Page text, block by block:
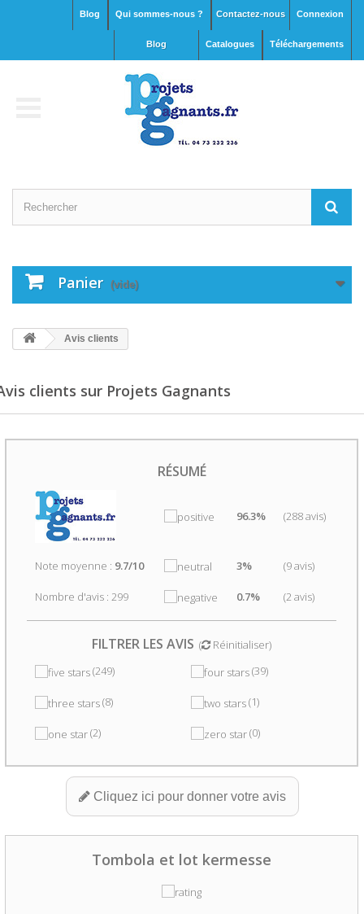
Connexion
Contactez-nous
Qui sommes-nous ?
Blog
Téléchargements
Catalogues
blog
Panier (vide)
Avis clients
clients sur Projets Gagnants
RÉSUMÉ
96.3% (288 avis)
Note moyenne : 9.7/10 3% (9 avis)
Nombre d'avis : 299 0.7% (2 avis)
FILTRER LES AVIS ( Réinitialiser)
(249)
(39)
(8) (1)
(2) (0)
Cliquez ici pour donner votre avis
Tombola et lot kermesse